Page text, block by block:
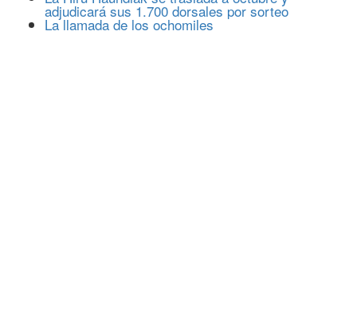
adjudicará sus 1.700 dorsales por sorteo
La llamada de los ochomiles